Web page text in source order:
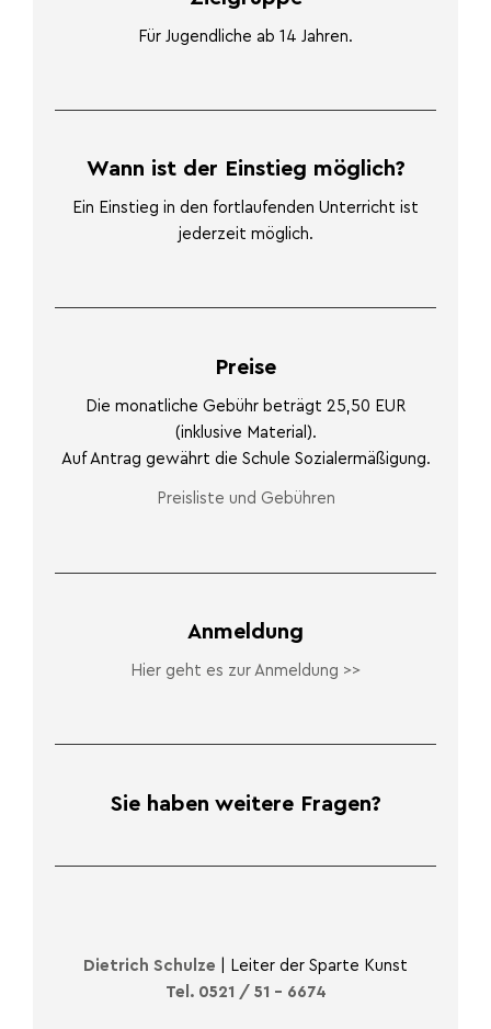
Für Jugendliche ab 14 Jahren.
Wann ist der Einstieg möglich?
Ein Einstieg in den fortlaufenden Unterricht ist
jederzeit möglich.
Preise
Die monatliche Gebühr beträgt 25,50 EUR
(inklusive Material).
Auf Antrag gewährt die Schule Sozialermäßigung.
Preisliste und Gebühren
Anmeldung
Hier geht es zur Anmeldung >>
Sie haben weitere Fragen?
Dietrich Schulze | Leiter der Sparte Kunst
Tel. 0521 / 51 – 6674